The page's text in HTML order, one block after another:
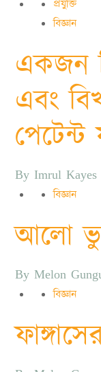
প্রযুক্তি
বিজ্ঞান
একজন
এবং
পেটেন্ট
By Imrul Kayes
বিজ্ঞান
আলো
ByMelon
বিজ্ঞান